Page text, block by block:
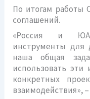
По итогам работы
соглашений.
«Россия и
инструменты для
наша общая
использовать
конкретных
взаимодействия»,